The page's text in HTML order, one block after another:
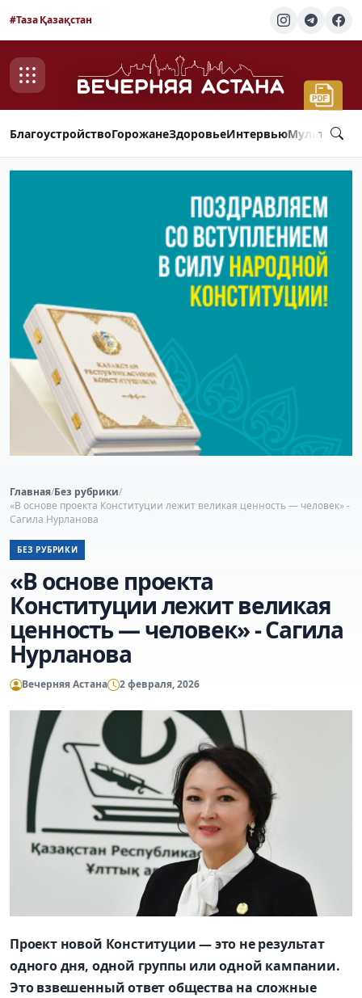
#Таза Қазақстан
БлагоустройствоГорожанеЗдоровьеИнтервью
Главная/Без рубрики/
«В основе проекта Конституции лежит великая ценность — человек» -
Сагила Нурланова
БЕЗ РУБРИКИ
«В основе проекта
Конституции лежит великая
ценность — человек» - Сагила
Нурланова
Вечерняя Астана 2 февраля, 2026
Проект новой Конституции — это не результат
одного дня, одной группы или одной кампании.
Это взвешенный ответ общества на сложные